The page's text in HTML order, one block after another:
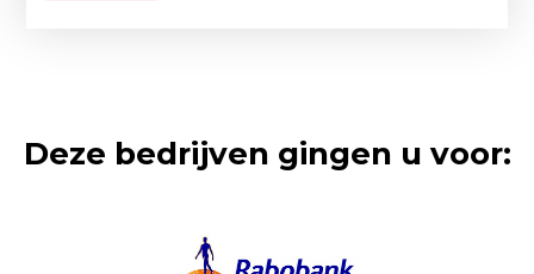
Deze bedrijven gingen u voor: